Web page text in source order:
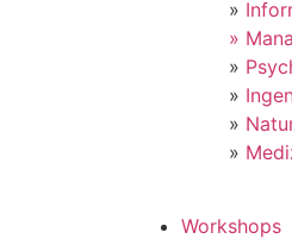
»
»
»
»
»
»
Workshops